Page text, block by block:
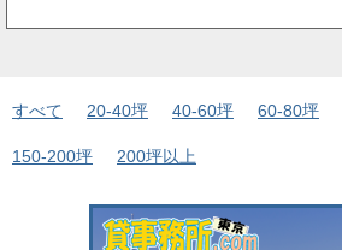
すべて 20-40坪 40-60坪 60-80坪
150-200坪 200坪以上